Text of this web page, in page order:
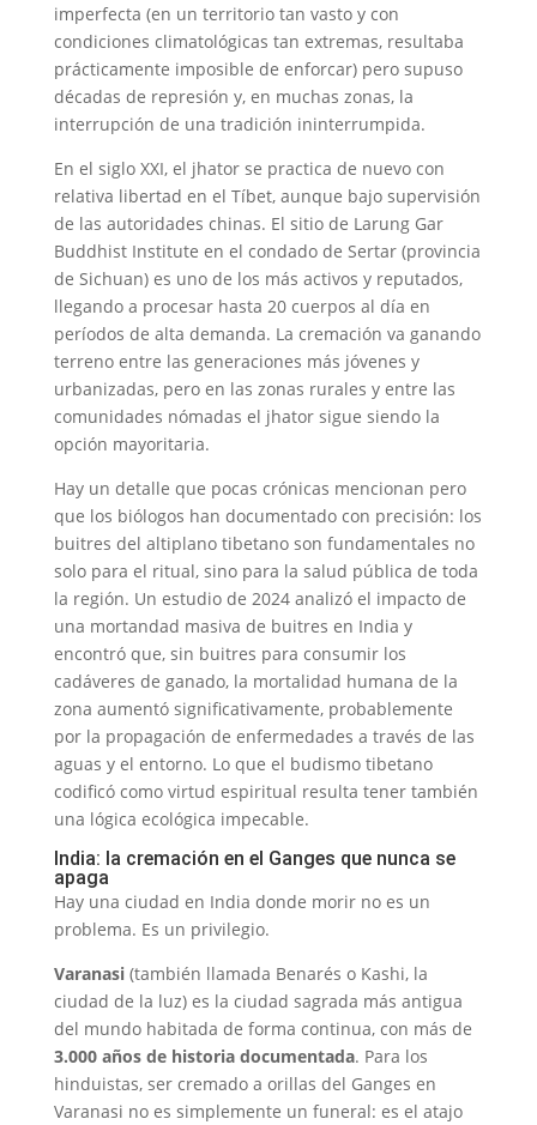
imperfecta (en un territorio tan vasto y con
condiciones climatológicas tan extremas, resultaba
prácticamente imposible de enforcar) pero supuso
décadas de represión y, en muchas zonas, la
interrupción de una tradición ininterrumpida.
En el siglo XXI, el jhator se practica de nuevo con
relativa libertad en el Tíbet, aunque bajo supervisión
de las autoridades chinas. El sitio de Larung Gar
Buddhist Institute en el condado de Sertar (provincia
de Sichuan) es uno de los más activos y reputados,
llegando a procesar hasta 20 cuerpos al día en
períodos de alta demanda. La cremación va ganando
terreno entre las generaciones más jóvenes y
urbanizadas, pero en las zonas rurales y entre las
comunidades nómadas el jhator sigue siendo la
opción mayoritaria.
Hay un detalle que pocas crónicas mencionan pero
que los biólogos han documentado con precisión: los
buitres del altiplano tibetano son fundamentales no
solo para el ritual, sino para la salud pública de toda
la región. Un estudio de 2024 analizó el impacto de
una mortandad masiva de buitres en India y
encontró que, sin buitres para consumir los
cadáveres de ganado, la mortalidad humana de la
zona aumentó significativamente, probablemente
por la propagación de enfermedades a través de las
aguas y el entorno. Lo que el budismo tibetano
codificó como virtud espiritual resulta tener también
una lógica ecológica impecable.
India: la cremación en el Ganges que nunca se
apaga
Hay una ciudad en India donde morir no es un
problema. Es un privilegio.
Varanasi(también llamada Benarés o Kashi, la
ciudad de la luz) es la ciudad sagrada más antigua
del mundo habitada de forma continua, con más de
3.000 años de historia documentada. Para los
hinduistas, ser cremado a orillas del Ganges en
Varanasi no es simplemente un funeral: es el atajo